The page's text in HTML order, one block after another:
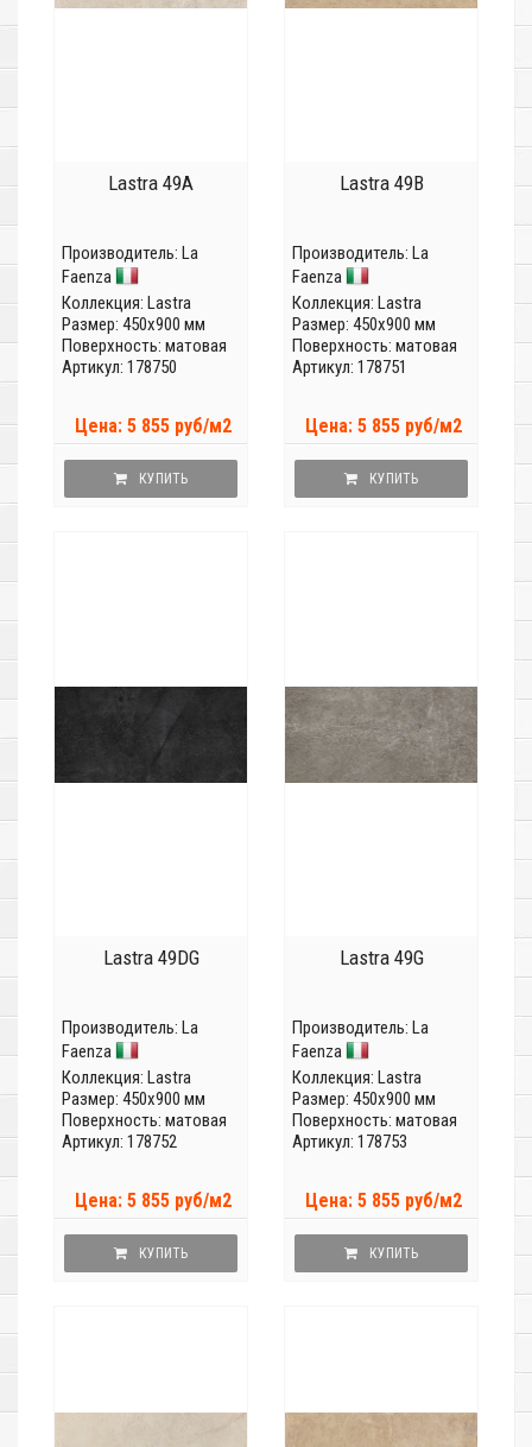
Lastra 49A
Производитель: La
Faenza
Коллекция: Lastra
Размер: 450x900 мм
Поверхность: матовая
Артикул: 178750
Цена: 5 855 руб/м2
КУПИТЬ
Lastra 49B
Производитель: La
Faenza
Коллекция: Lastra
Размер: 450x900 мм
Поверхность: матовая
Артикул: 178751
Цена: 5 855 руб/м2
КУПИТЬ
Lastra 49DG
Производитель: La
Faenza
Коллекция: Lastra
Размер: 450x900 мм
Поверхность: матовая
Артикул: 178752
Цена: 5 855 руб/м2
КУПИТЬ
Lastra 49G
Производитель: La
Faenza
Коллекция: Lastra
Размер: 450x900 мм
Поверхность: матовая
Артикул: 178753
Цена: 5 855 руб/м2
КУПИТЬ